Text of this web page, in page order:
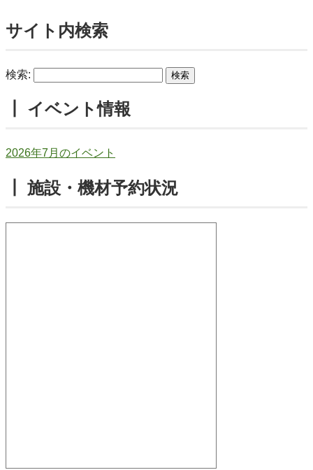
サイト内検索
検索:
┃ イベント情報
2026年7月のイベント
┃ 施設・機材予約状況